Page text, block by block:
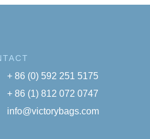
+ 86 (0) 592 251 5175
+ 86 (1) 812 072 0747
info@victorybags.com